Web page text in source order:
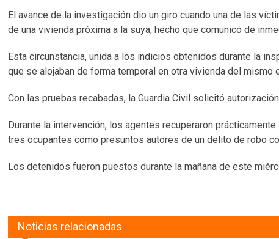
El avance de la investigación dio un giro cuando una de las
de una vivienda próxima a la suya, hecho que comunicó de
Esta circunstancia, unida a los indicios obtenidos durante la
que se alojaban de forma temporal en otra vivienda del mismo
Con las pruebas recabadas, la Guardia Civil solicitó
Durante la intervención, los agentes recuperaron
tres ocupantes como presuntos autores de un delito de robo
Los detenidos fueron puestos durante la mañana de este
Noticias relacionadas